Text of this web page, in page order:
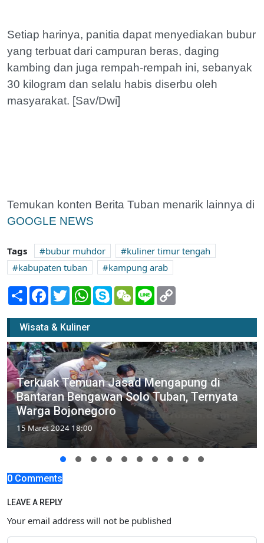
Setiap harinya, panitia dapat menyediakan bubur
yang terbuat dari campuran beras, daging
kambing dan juga rempah-rempah ini, sebanyak
30 kilogram dan selalu habis diserbu oleh
masyarakat. [Sav/Dwi]
Temukan konten Berita Tuban menarik lainnya di
GOOGLE NEWS
Tags bubur muhdor
kuliner timur tengah
kabupaten tuban
kampung arab
Share Facebook
TwitterWhatsApp
SkypeWeChatLine
Wisata & Kuliner
Terkuak Temuan Jasad Mengapung di
Bantaran Bengawan Solo Tuban, Ternyata
Warga Bojonegoro
15 Maret 2024 18:00
0 Comments
LEAVE A REPLY
Your email address will not be published